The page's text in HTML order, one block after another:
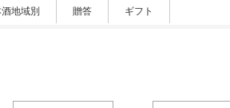
地域別 贈答 ギフト